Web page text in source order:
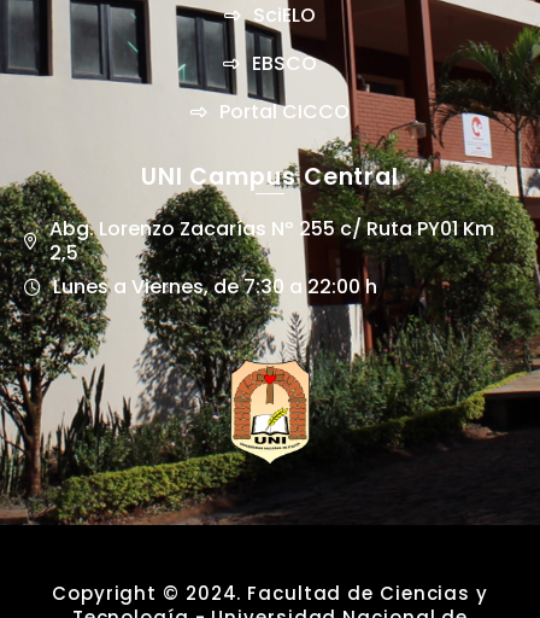
SciELO
EBSCO
Portal CICCO
UNI Campus Central
Abg. Lorenzo Zacarías Nº 255 c/ Ruta PY01 Km
2,5
Lunes a Viernes, de 7:30 a 22:00 h
Copyright © 2024. Facultad de Ciencias y